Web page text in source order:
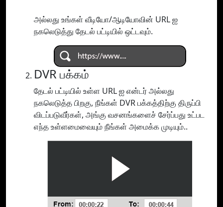
அல்லது உங்கள் வீடியோ/ஆடியோவின் URL ஐ
நகலெடுத்து தேடல் பட்டியில் ஒட்டவும்.
DVR பக்கம்
தேடல் பட்டியில் உள்ள URL ஐ என்டர் அல்லது
நகலெடுத்த பிறகு, நீங்கள் DVR பக்கத்திற்கு திருப்பி
விடப்படுவீர்கள், அங்கு வசனங்களைச் சேர்ப்பது உட்பட
எந்த உள்ளமைவையும் நீங்கள் அமைக்க முடியும்..